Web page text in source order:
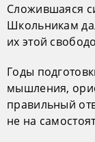
Сложившаяся
Школьникам
их этой
Годы
мышления,
правильный
не на